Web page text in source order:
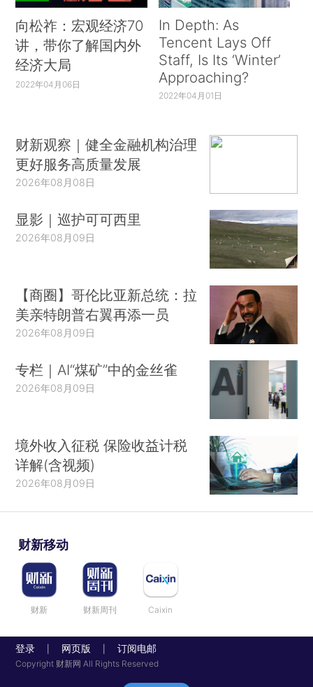
向松祚：宏观经济70
讲，带你了解国内外
经济大局
2022年04月06日
In Depth: As
Tencent Lays Off
Staff, Is Its ‘Winter’
Approaching?
2022年04月01日
财新观察｜健全金融机构治理
更好服务高质量发展
2026年08月08日
显影｜巡护可可西里
2026年08月09日
【商圈】哥伦比亚新总统：拉
美亲特朗普右翼再添一员
2026年08月09日
专栏｜AI“煤矿”中的金丝雀
2026年08月09日
境外收入征税 保险收益计税
详解(含视频)
2026年08月09日
财新移动
财新 财新周刊 Caixin
登录 网页版 订阅电邮
Copyright 财新网 All Rights Reserved